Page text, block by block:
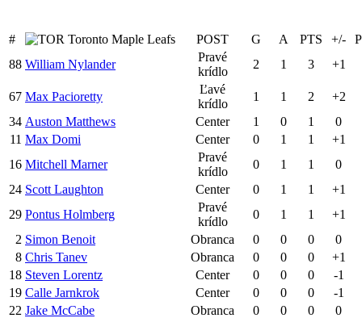
# Toronto Maple Leafs POST G A PTS +/-
88 William Nylander
Pravé
krídlo
2 1 3 +1
67 Max Pacioretty
Ľavé
krídlo
1 1 2
+2
34 Auston Matthews Center 1 0 1
0
11 Max Domi Center 0 1 1
+1
16 Mitchell Marner
Pravé
krídlo
0 1 1
0
24 Scott Laughton Center 0 1 1
+1
29 Pontus Holmberg
Pravé
krídlo
0 1 1
+1
2 Simon Benoit Obranca 0 0 0
0
8 Chris Tanev Obranca 0 0 0
+1
18 Steven Lorentz Center 0 0 0
-1
19 Calle Jarnkrok Center 0 0 0
-1
22 Jake McCabe Obranca 0 0 0
0